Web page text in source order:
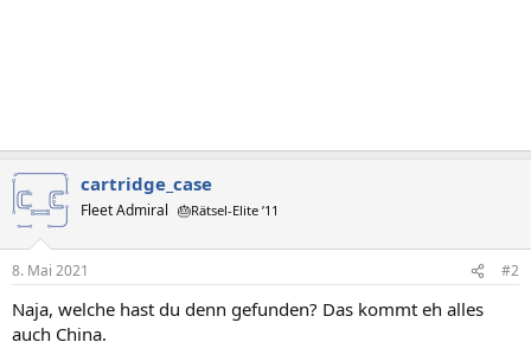
cartridge_case
Fleet Admiral 🎂Rätsel-Elite ’11
8. Mai 2021 #2
Naja, welche hast du denn gefunden? Das kommt eh alles
auch China.